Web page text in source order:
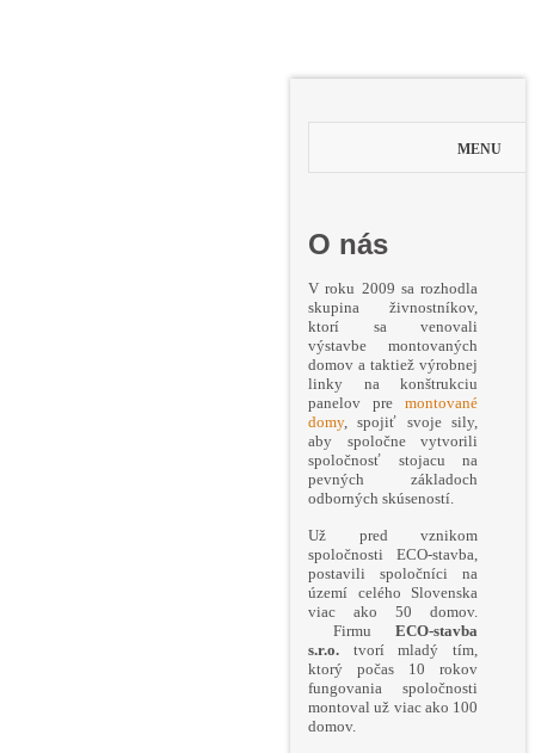
MENU
O nás
V roku 2009 sa rozhodla
skupina živnostníkov,
ktorí sa venovali
výstavbe montovaných
domov a taktiež výrobnej
linky na konštrukciu
panelov pre montované
domy, spojiť svoje sily,
aby spoločne vytvorili
spoločnosť stojacu na
pevných základoch
odborných skúseností.
Už pred vznikom
spoločnosti ECO-stavba,
postavili spoločníci na
území celého Slovenska
viac ako 50 domov.
Firmu ECO-stavba
s.r.o. tvorí mladý tím,
ktorý počas 10 rokov
fungovania spoločnosti
montoval už viac ako 100
domov.